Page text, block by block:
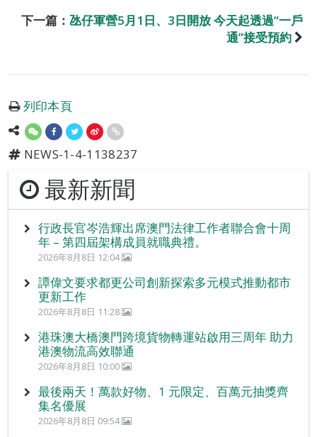
下一篇： 氹仔軍營5月1日、3日開放 今天起透過“一戶
通”接受預約
列印本頁
NEWS-1-4-1138237
最新新聞
行政長官岑浩輝出席澳門法律工作者聯合會十周
年 – 第四屆架構成員就職典禮。
2026年8月8日 12:04
譚偉文要求都更公司創新探索多元模式推動都市
更新工作
2026年8月8日 11:28
港珠澳大橋澳門跨境貨物轉運站啟用三周年 助力
港澳物流高效聯通
2026年8月8日 10:00
最後兩天！萬款好物、1 元限定、百萬元抽獎齊
集名優展
2026年8月8日 09:54